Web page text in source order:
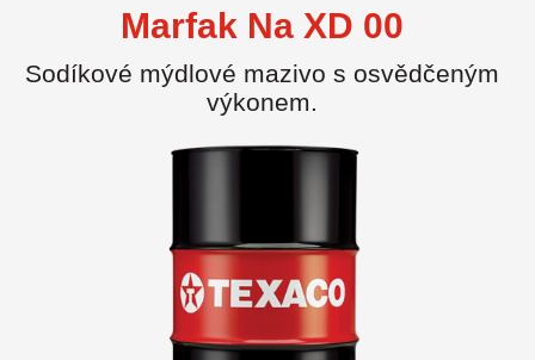
Marfak Na XD 00
Sodíkové mýdlové mazivo s osvědčeným
výkonem.